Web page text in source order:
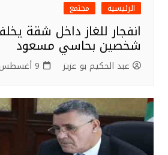
الرئيسية مجتمع
انفجار للغاز داخل شقة
شخصين بحاسي مسعود
عبد الحكيم بو عزيز 9 أغسطس 2026